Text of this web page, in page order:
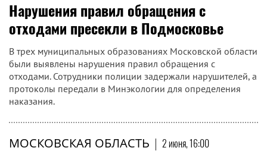
Нарушения правил обращения с
отходами пресекли в Подмосковье
В трех муниципальных образованиях Московской области
были выявлены нарушения правил обращения с
отходами. Сотрудники полиции задержали нарушителей, а
протоколы передали в Минэкологии для определения
наказания.
МОСКОВСКАЯ ОБЛАСТЬ | 2 июня, 16:00